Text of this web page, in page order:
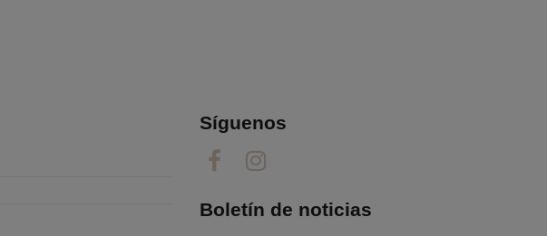
Síguenos
Boletín de noticias